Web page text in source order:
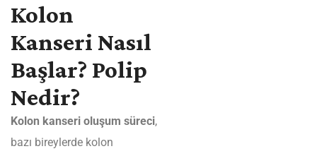
Kolon
Kanseri Nasıl
Başlar? Polip
Nedir?
Kolon kanseri oluşum süreci,
bazı bireylerde kolon